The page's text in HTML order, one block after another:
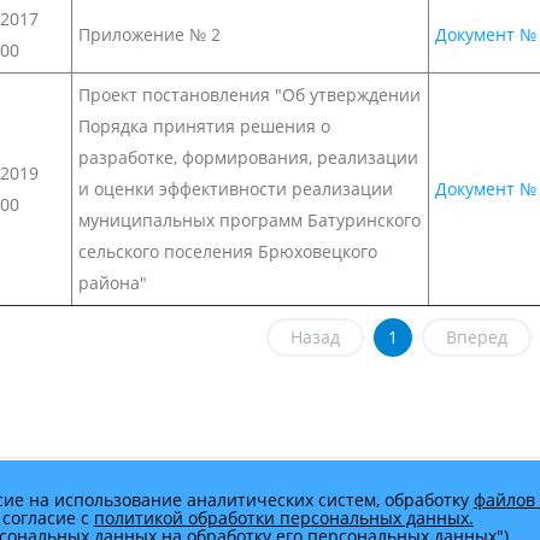
Приложение № 2 Документ №
Проект постановления "Об утверждении
Порядка принятия решения о
разработке, формирования, реализации
и оценки эффективности реализации
муниципальных программ Батуринского
сельского поселения Брюховецкого
района"
Документ №
Назад 1 Вперед
на использование аналитических систем, обработку файлов
с политикой обработки персональных данных.